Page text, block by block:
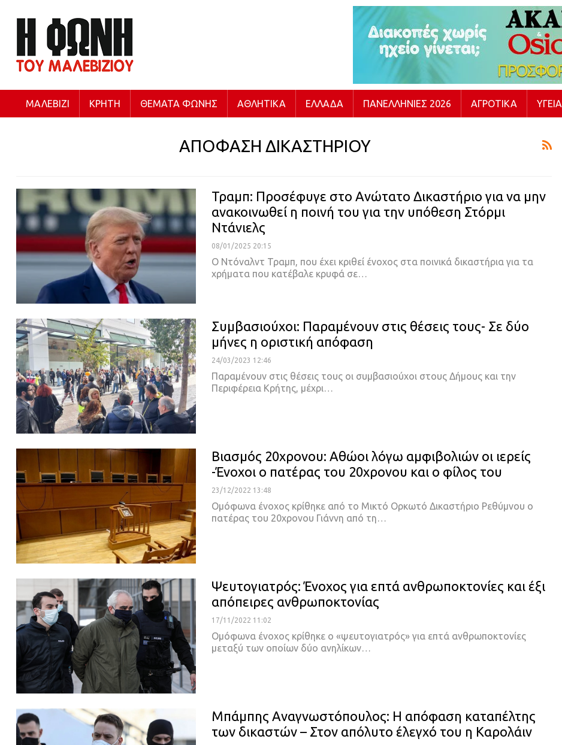
ΜΑΛΕΒΊΖΙ ΚΡΉΤΗ ΘΈΜΑΤΑ ΦΩΝΉΣ ΑΘΛΗΤΙΚΆ ΕΛΛΆΔΑ ΠΑΝΕΛΛΉΝΙΕΣ 2026 ΑΓΡΟΤΙΚΆ ΥΓΕΊΑ
ΑΠΟΦΑΣΗ ΔΙΚΑΣΤΗΡΙΟΥ
Τραμπ: Προσέφυγε στο Ανώτατο Δικαστήριο για να μην
ανακοινωθεί η ποινή του για την υπόθεση Στόρμι
Ντάνιελς
08/01/2025 20:15
Ο Ντόναλντ Τραμπ, που έχει κριθεί ένοχος στα ποινικά δικαστήρια για τα
χρήματα που κατέβαλε κρυφά σε…
Συμβασιούχοι: Παραμένουν στις θέσεις τους- Σε δύο
μήνες η οριστική απόφαση
24/03/2023 12:46
Παραμένουν στις θέσεις τους οι συμβασιούχοι στους Δήμους και την
Περιφέρεια Κρήτης, μέχρι…
Βιασμός 20χρονου: Αθώοι λόγω αμφιβολιών οι ιερείς
-Ένοχοι ο πατέρας του 20χρονου και ο φίλος του
23/12/2022 13:48
Ομόφωνα ένοχος κρίθηκε από το Μικτό Ορκωτό Δικαστήριο Ρεθύμνου ο
πατέρας του 20χρονου Γιάννη από τη…
Ψευτογιατρός: Ένοχος για επτά ανθρωποκτονίες και έξι
απόπειρες ανθρωποκτονίας
17/11/2022 11:02
Ομόφωνα ένοχος κρίθηκε ο «ψευτογιατρός» για επτά ανθρωποκτονίες
μεταξύ των οποίων δύο ανηλίκων…
Μπάμπης Αναγνωστόπουλος: Η απόφαση καταπέλτης
των δικαστών – Στον απόλυτο έλεγχό του η Καρολάιν